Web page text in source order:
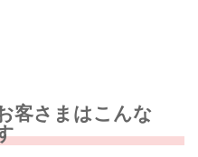
客さまはこんな